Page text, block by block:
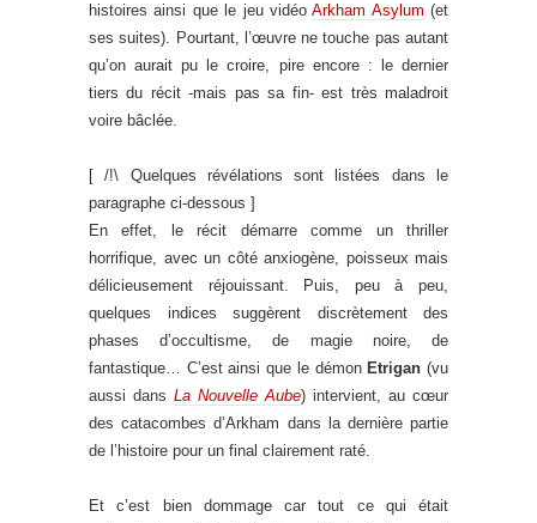
histoires ainsi que le jeu vidéoArkham Asylum (et
ses suites). Pourtant, l’œuvre ne touche pas autant
qu’on aurait pu le croire, pire encore : le dernier
tiers du récit -mais pas sa fin- est très maladroit
voire bâclée.
[ /!\ Quelques révélations sont listées dans le
paragraphe ci-dessous ]
En effet, le récit démarre comme un thriller
horrifique, avec un côté anxiogène, poisseux mais
délicieusement réjouissant. Puis, peu à peu,
quelques indices suggèrent discrètement des
phases d’occultisme, de magie noire, de
fantastique… C’est ainsi que le démon Etrigan (vu
aussi dans La Nouvelle Aube) intervient, au cœur
des catacombes d’Arkham dans la dernière partie
de l’histoire pour un final clairement raté.
Et c’est bien dommage car tout ce qui était